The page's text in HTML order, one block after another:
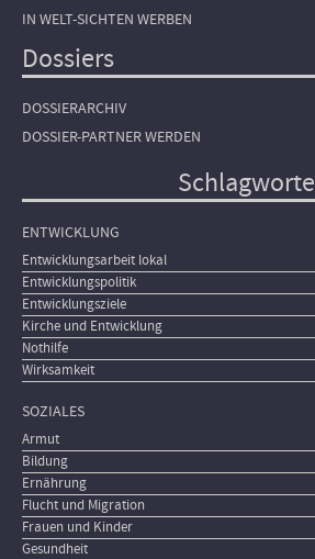
IN WELT-SICHTEN WERBEN
Dossiers
DOSSIERARCHIV
DOSSIER-PARTNER WERDEN
Schlagworte
ENTWICKLUNG
Entwicklungsarbeit lokal
Entwicklungspolitik
Entwicklungsziele
Kirche und Entwicklung
Nothilfe
Wirksamkeit
SOZIALES
Armut
Bildung
Ernährung
Flucht und Migration
Frauen und Kinder
Gesundheit